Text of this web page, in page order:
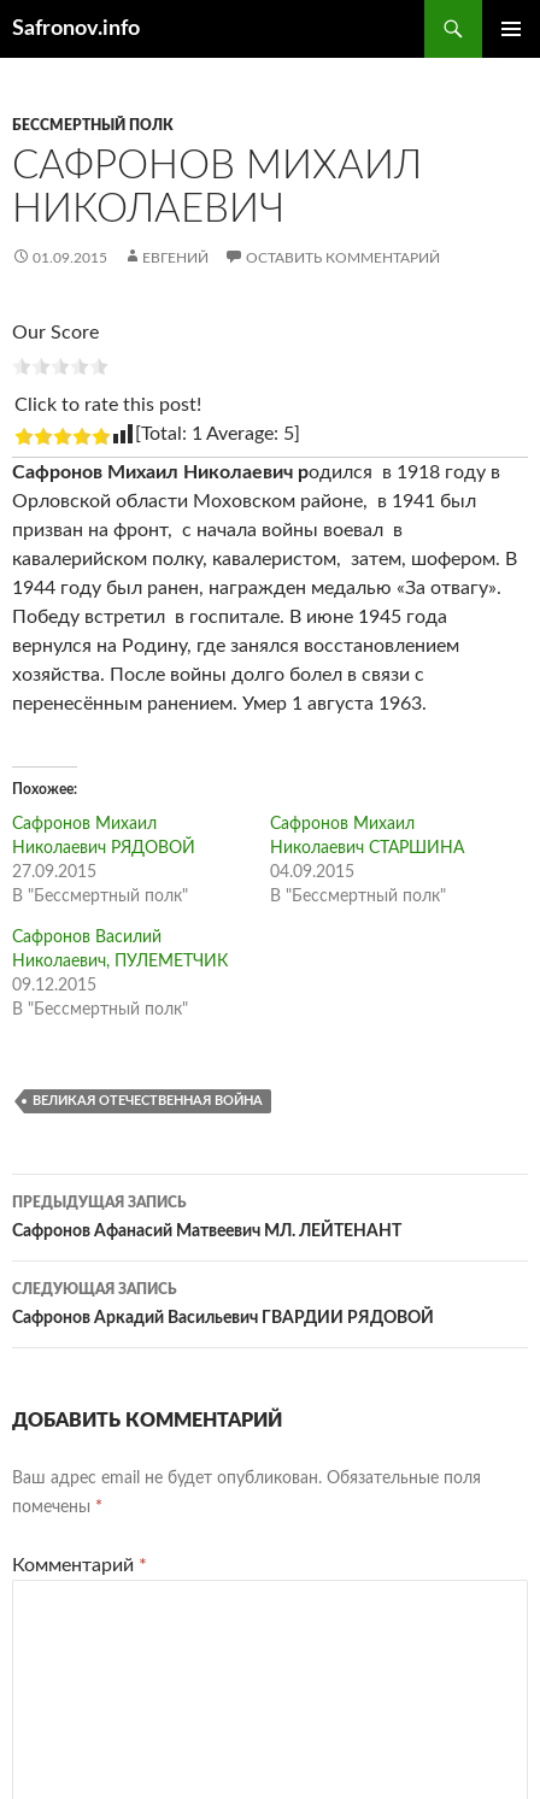
Safronov.info
БЕССМЕРТНЫЙ ПОЛК
САФРОНОВ МИХАИЛ
НИКОЛАЕВИЧ
01.09.2015 ЕВГЕНИЙ ОСТАВИТЬ КОММЕНТАРИЙ
Our Score
Click to rate this post!
[Total: 1 Average: 5]
Сафронов Михаил Николаевич родился в 1918 году в
Орловской области Моховском районе, в 1941 был
призван на фронт, с начала войны воевал в
кавалерийском полку, кавалеристом, затем, шофером. В
1944 году был ранен, награжден медалью «За отвагу».
Победу встретил в госпитале. В июне 1945 года
вернулся на Родину, где занялся восстановлением
хозяйства. После войны долго болел в связи с
перенесённым ранением. Умер 1 августа 1963.
Похожее
Сафронов Михаил
Николаевич РЯДОВОЙ
27.09.2015
В "Бессмертный полк"
Сафронов Михаил
Николаевич СТАРШИНА
04.09.2015
В "Бессмертный полк"
Сафронов Василий
Николаевич, ПУЛЕМЕТЧИК
09.12.2015
В "Бессмертный полк"
ВЕЛИКАЯ ОТЕЧЕСТВЕННАЯ ВОЙНА
Навигация
по
записям
ПРЕДЫДУЩАЯ ЗАПИСЬ
Сафронов Афанасий Матвеевич МЛ. ЛЕЙТЕНАНТ
СЛЕДУЮЩАЯ ЗАПИСЬ
Сафронов Аркадий Васильевич ГВАРДИИ РЯДОВОЙ
ДОБАВИТЬ КОММЕНТАРИЙ
Ваш адрес email не будет опубликован. Обязательные поля
помечены *
Комментарий *